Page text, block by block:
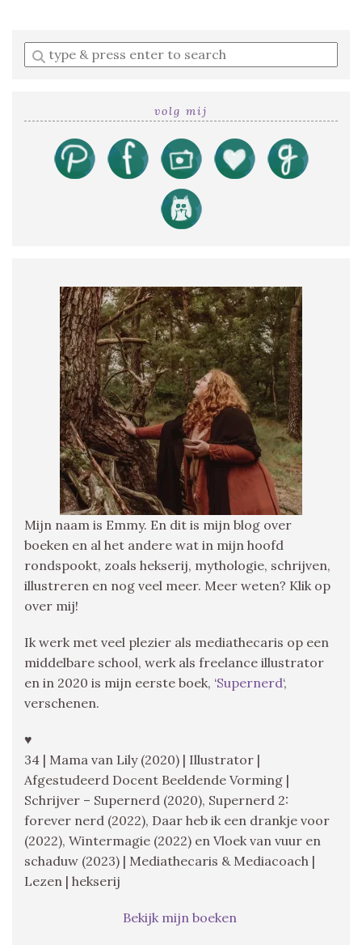
Enter
a
volg mij
Mijn naam is Emmy. En dit is mijn blog over
boeken en al het andere wat in mijn hoofd
rondspookt, zoals hekserij, mythologie, schrijven,
illustreren en nog veel meer. Meer weten? Klik op
over mij!
Ik werk met veel plezier als mediathecaris op een
middelbare school, werk als freelance illustrator
en in 2020 is mijn eerste boek, ‘Supernerd‘,
verschenen.
♥
34 | Mama van Lily (2020) | Illustrator |
Afgestudeerd Docent Beeldende Vorming |
Schrijver – Supernerd (2020), Supernerd 2:
forever nerd (2022), Daar heb ik een drankje voor
(2022), Wintermagie (2022) en Vloek van vuur en
schaduw (2023) | Mediathecaris & Mediacoach |
Lezen | hekserij
Bekijk mijn boeken